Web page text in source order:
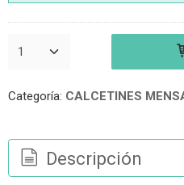
Categoría: CALCETINES
Descripción